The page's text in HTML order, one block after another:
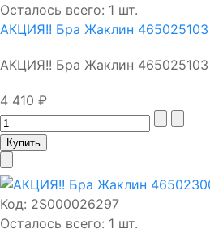
Осталось всего: 1 шт.
АКЦИЯ!! Бра Жаклин 465025103
АКЦИЯ!! Бра Жаклин 465025103
4 410 ₽
Код: 2S000026297
Осталось всего: 1 шт.